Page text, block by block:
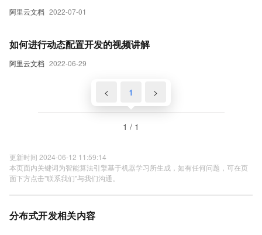
阿里云文档 2022-07-01
阿里云文档 2022-06-29
如何进行动态配置开发的视频讲解
< 1 >
1 / 1
更新时间 2024-06-12 11:59:14
本页面内关键词为智能算法引擎基于机器学习所生成，如有任何问题，可在页
面下方点击"联系我们"与我们沟通。
分布式开发相关内容